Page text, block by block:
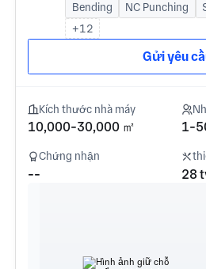
Bending NC Punching
+12
Gửi yêu
Kích thước nhà máy
10,000-30,000 ㎡ 1-
Chứng nhận
-- 28